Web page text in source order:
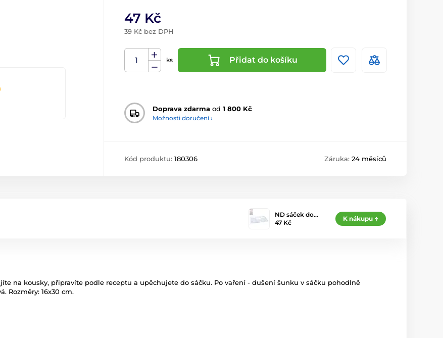
47 Kč
39 Kč bez DPH
ks Přidat do košíku
Doprava zdarma od 1 800 Kč
Možnosti doručení ›
Kód produktu: 180306 Záruka: 24 měsíců
ND sáček do…
47 Kč
K nákupu
na kousky, připravíte podle receptu a upěchujete do sáčku. Po vaření - dušení šunku v sáčku pohodlně
Rozměry: 16x30 cm.